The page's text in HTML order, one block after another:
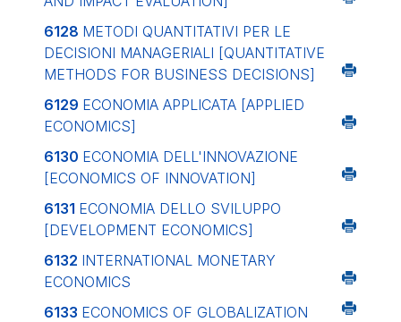
6128 METODI QUANTITATIVI PER LE
DECISIONI MANAGERIALI [QUANTITATIVE
METHODS FOR BUSINESS DECISIONS]
6129 ECONOMIA APPLICATA [APPLIED
ECONOMICS]
6130 ECONOMIA DELL'INNOVAZIONE
[ECONOMICS OF INNOVATION]
6131 ECONOMIA DELLO SVILUPPO
[DEVELOPMENT ECONOMICS]
6132 INTERNATIONAL MONETARY
ECONOMICS
6133 ECONOMICS OF GLOBALIZATION